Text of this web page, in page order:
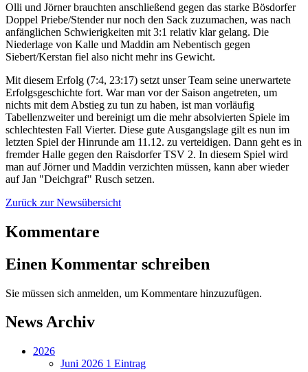
Olli und Jörner brauchten anschließend gegen das starke Bösdorfer
Doppel Priebe/Stender nur noch den Sack zuzumachen, was nach
anfänglichen Schwierigkeiten mit 3:1 relativ klar gelang. Die
Niederlage von Kalle und Maddin am Nebentisch gegen
Siebert/Kerstan fiel also nicht mehr ins Gewicht.
Mit diesem Erfolg (7:4, 23:17) setzt unser Team seine unerwartete
Erfolgsgeschichte fort. War man vor der Saison angetreten, um
nichts mit dem Abstieg zu tun zu haben, ist man vorläufig
Tabellenzweiter und bereinigt um die mehr absolvierten Spiele im
schlechtesten Fall Vierter. Diese gute Ausgangslage gilt es nun im
letzten Spiel der Hinrunde am 11.12. zu verteidigen. Dann geht es in
fremder Halle gegen den Raisdorfer TSV 2. In diesem Spiel wird
man auf Jörner und Maddin verzichten müssen, kann aber wieder
auf Jan "Deichgraf" Rusch setzen.
Zurück zur Newsübersicht
Kommentare
Einen Kommentar schreiben
Sie müssen sich anmelden, um Kommentare hinzuzufügen.
News Archiv
2026
Juni 2026 1 Eintrag